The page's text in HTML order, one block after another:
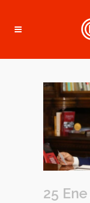
25 Ene